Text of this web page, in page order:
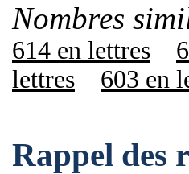
Nombres
614 en lettres
lettres
603 en
Rappel des